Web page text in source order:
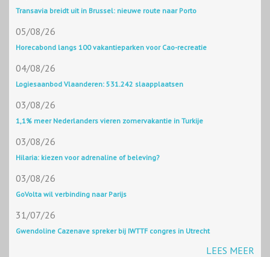
Transavia breidt uit in Brussel: nieuwe route naar Porto
05/08/26
Horecabond langs 100 vakantieparken voor Cao-recreatie
04/08/26
Logiesaanbod Vlaanderen: 531.242 slaapplaatsen
03/08/26
1,1% meer Nederlanders vieren zomervakantie in Turkije
03/08/26
Hilaria: kiezen voor adrenaline of beleving?
03/08/26
GoVolta wil verbinding naar Parijs
31/07/26
Gwendoline Cazenave spreker bij IWTTF congres in Utrecht
LEES MEER